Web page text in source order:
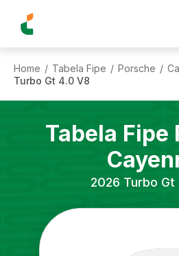
Home / Tabela Fipe / Porsche /
Turbo Gt 4.0 V8
Tabela Fipe
2026 Turbo Gt